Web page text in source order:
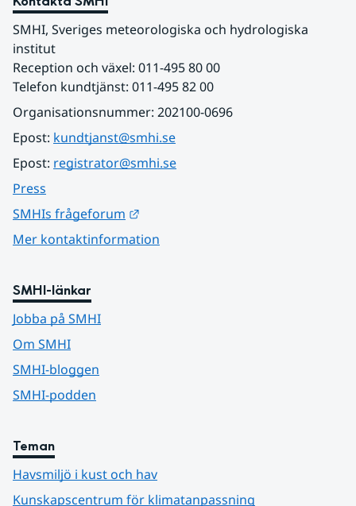
SMHI, Sveriges meteorologiska och hydrologiska
institut
Reception och växel: 011-495 80 00
Telefon kundtjänst: 011-495 82 00
Organisationsnummer: 202100-0696
Epost: kundtjanst@smhi.se
Epost: registrator@smhi.se
Press
SMHIs frågeforum
Mer kontaktinformation
SMHI-länkar
Jobba på SMHI
Om SMHI
SMHI-bloggen
SMHI-podden
Teman
Havsmiljö i kust och hav
Kunskapscentrum för klimatanpassning